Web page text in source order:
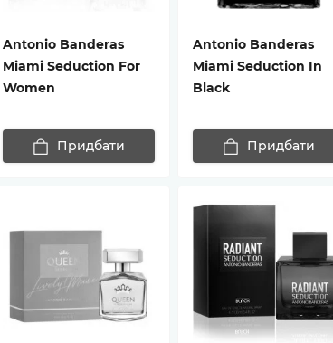
Antonio Banderas
Miami Seduction For
Women
Придбати
Antonio Banderas
Miami Seduction In
Black
Придбати